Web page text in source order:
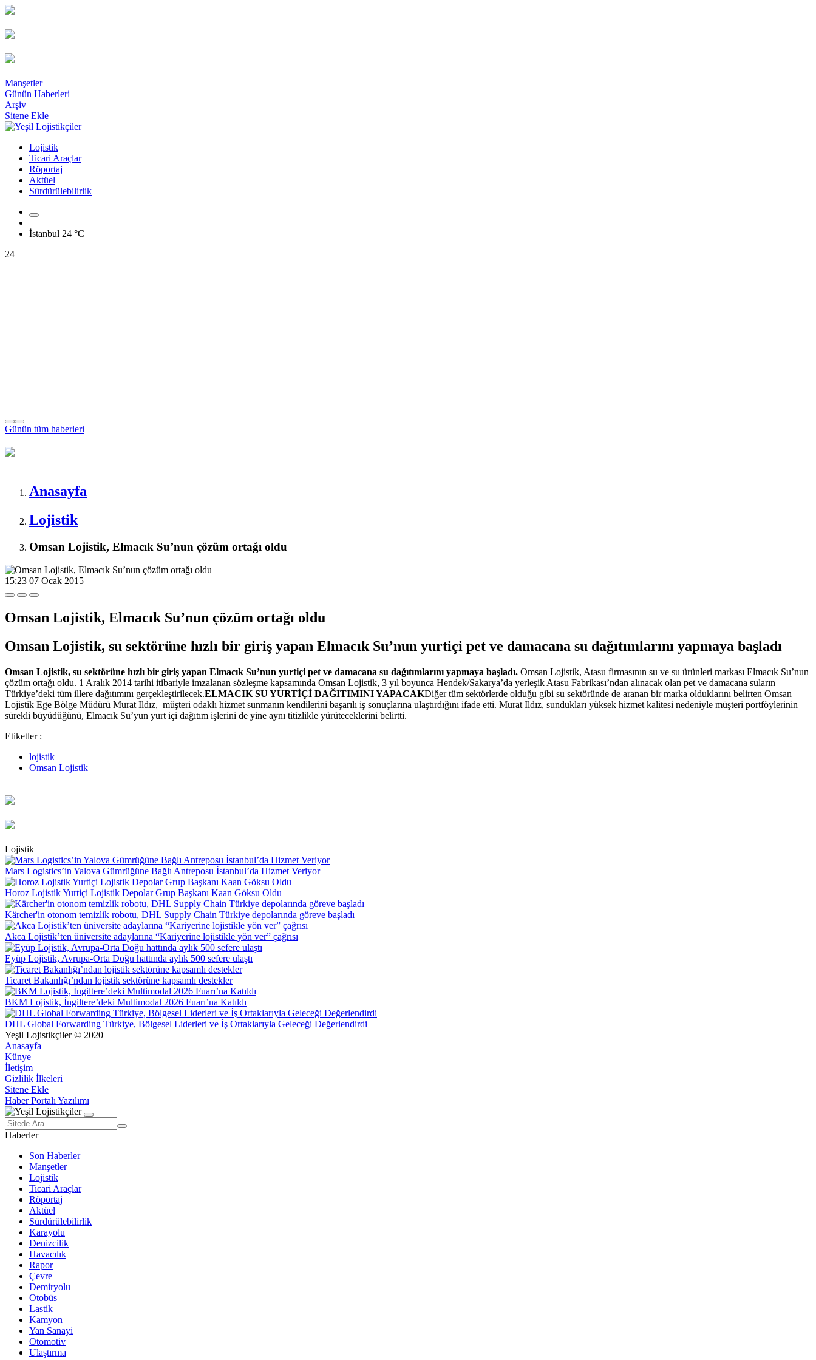
Manşetler
Günün Haberleri
Arşiv
Sitene Ekle
Lojistik
Ticari Araçlar
Röportaj
Aktüel
Sürdürülebilirlik
İstanbul 24 °C
24
Günün tüm haberleri
Anasayfa
Lojistik
Omsan Lojistik, Elmacık Su’nun çözüm ortağı oldu
15:23 07 Ocak 2015
Omsan Lojistik, Elmacık Su’nun çözüm ortağı oldu
Omsan Lojistik, su sektörüne hızlı bir giriş yapan Elmacık Su’nun yurtiçi pet ve damacana su dağıtımlarını yapmaya başladı
Omsan Lojistik, su sektörüne hızlı bir giriş yapan Elmacık Su’nun yurtiçi pet ve damacana su dağıtımlarını yapmaya başladı. Omsan Lojistik, Atasu firmasının su ve su ürünleri markası Elmacık Su’nun
çözüm ortağı oldu. 1 Aralık 2014 tarihi itibariyle imzalanan sözleşme kapsamında Omsan Lojistik, 3 yıl boyunca Hendek/Sakarya’da yerleşik Atasu Fabrikası’ndan alınacak olan pet ve damacana suların
Türkiye’deki tüm illere dağıtımını gerçekleştirilecek.ELMACIK SU YURTİÇİ DAĞITIMINI YAPACAKDiğer tüm sektörlerde olduğu gibi su sektöründe de aranan bir marka olduklarını belirten Omsan
Lojistik Ege Bölge Müdürü Murat Ildız, müşteri odaklı hizmet sunmanın kendilerini başarılı iş sonuçlarına ulaştırdığını ifade etti. Murat Ildız, sundukları yüksek hizmet kalitesi nedeniyle müşteri portföylerinin
sürekli büyüdüğünü, Elmacık Su’yun yurt içi dağıtım işlerini de yine aynı titizlikle yürüteceklerini belirtti.
Etiketler :
lojistik
Omsan Lojistik
Lojistik
Mars Logistics’in Yalova Gümrüğüne Bağlı Antreposu İstanbul’da Hizmet Veriyor
Horoz Lojistik Yurtiçi Lojistik Depolar Grup Başkanı Kaan Göksu Oldu
Kärcher'in otonom temizlik robotu, DHL Supply Chain Türkiye depolarında göreve başladı
Akca Lojistik’ten üniversite adaylarına “Kariyerine lojistikle yön ver” çağrısı
Eyüp Lojistik, Avrupa-Orta Doğu hattında aylık 500 sefere ulaştı
Ticaret Bakanlığı’ndan lojistik sektörüne kapsamlı destekler
BKM Lojistik, İngiltere’deki Multimodal 2026 Fuarı’na Katıldı
DHL Global Forwarding Türkiye, Bölgesel Liderleri ve İş Ortaklarıyla Geleceği Değerlendirdi
Yeşil Lojistikçiler © 2020
Anasayfa
Künye
İletişim
Gizlilik İlkeleri
Sitene Ekle
Haber Portalı Yazılımı
Haberler
Son Haberler
Manşetler
Lojistik
Ticari Araçlar
Röportaj
Aktüel
Sürdürülebilirlik
Karayolu
Denizcilik
Havacılık
Rapor
Çevre
Demiryolu
Otobüs
Lastik
Kamyon
Yan Sanayi
Otomotiv
Ulaştırma